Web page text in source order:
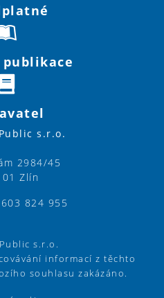
s.r.o.
2984/45
Zlín
824 955
s.r.o.
informací z těchto
souhlasu zakázáno.